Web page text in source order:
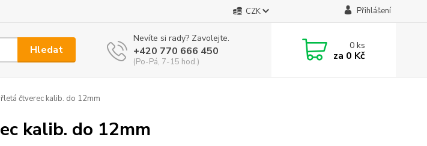
CZK Přihlášení
Hledat
Nevíte si rady? Zavolejte.
+420 770 666 450
(Po-Pá, 7-15 hod.)
0ks
za 0 Kč
čtverec kalib. do 12mm
kalib. do 12mm